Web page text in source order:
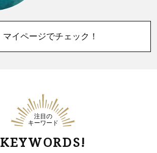
マイページでチェック！
注目の
キーワード
KEYWORDS!